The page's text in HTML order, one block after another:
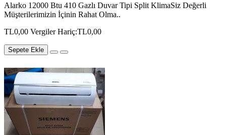
Alarko 12000 Btu 410 Gazlı Duvar Tipi Split KlimaSiz Değerli
Müşterilerimizin İçinin Rahat Olma..
TL0,00 Vergiler Hariç:TL0,00
Sepete Ekle